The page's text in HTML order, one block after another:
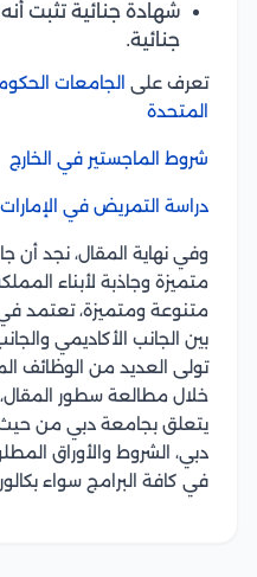
شهادة جنائية تثبت
جنائية.
تعرف على
الجامعات
المتحدة
شروط الماجستير في الخارج
دراسة التمريض في
وفي نهاية المقال، نجد أن
متميزة وجاذبة لأبناء
متنوعة ومتميزة، تعتمد
بين الجانب الأكاديمي
تولى العديد من الوظائف
خلال مطالعة سطور
يتعلق بجامعة دبي من حيث
دبي، الشروط والأوراق
في كافة البرامج سواء